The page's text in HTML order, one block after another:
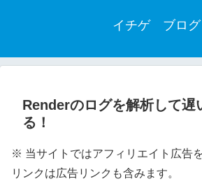
イチゲ ブログ
Renderのログを解析して遅
る！
※ 当サイトではアフィリエイト広告
リンクは広告リンクも含みます。